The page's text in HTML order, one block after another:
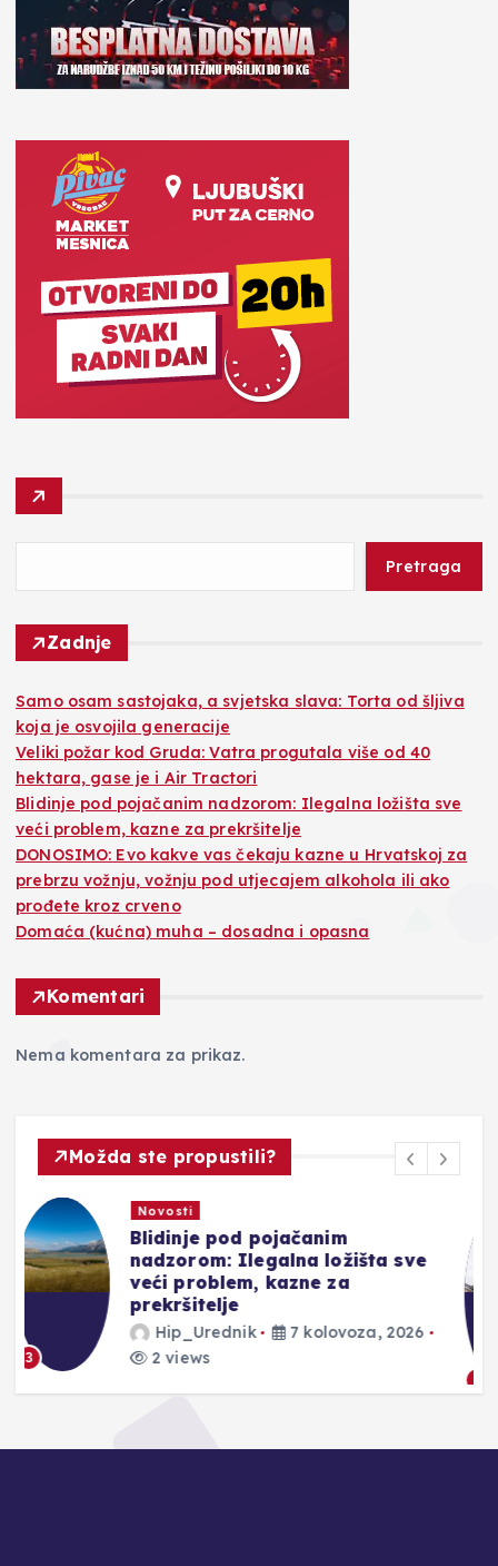
Pretraga
Zadnje
Samo osam sastojaka, a svjetska slava: Torta od šljiva
koja je osvojila generacije
Veliki požar kod Gruda: Vatra progutala više od 40
hektara, gase je i Air Tractori
Blidinje pod pojačanim nadzorom: Ilegalna ložišta sve
veći problem, kazne za prekršitelje
DONOSIMO: Evo kakve vas čekaju kazne u Hrvatskoj za
prebrzu vožnju, vožnju pod utjecajem alkohola ili ako
prođete kroz crveno
Domaća (kućna) muha – dosadna i opasna
Komentari
Nema komentara za prikaz.
Možda ste propustili?
Novosti
DONOSIMO: Evo kakve vas
čekaju kazne u Hrvatskoj za
prebrzu vožnju, vožnju pod
utjecajem alkohola ili ako
prođete kroz crveno
Hip_Urednik